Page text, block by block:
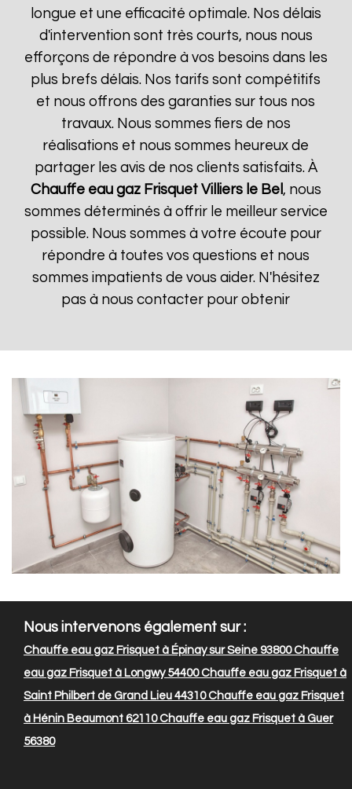
longue et une efficacité optimale. Nos délais
d'intervention sont très courts, nous nous
efforçons de répondre à vos besoins dans les
plus brefs délais. Nos tarifs sont compétitifs
et nous offrons des garanties sur tous nos
travaux. Nous sommes fiers de nos
réalisations et nous sommes heureux de
partager les avis de nos clients satisfaits. À
Chauffe eau gaz Frisquet Villiers le Bel , nous
sommes déterminés à offrir le meilleur service
possible. Nous sommes à votre écoute pour
répondre à toutes vos questions et nous
sommes impatients de vous aider. N'hésitez
pas à nous contacter pour obtenir
Nous intervenons également sur :
Chauffe eau gaz Frisquet à Épinay sur Seine 93800Chauffe
eau gaz Frisquet à Longwy 54400Chauffe eau gaz Frisquet à
Saint Philbert de Grand Lieu 44310Chauffe eau gaz Frisquet
à Hénin Beaumont 62110Chauffe eau gaz Frisquet à Guer
56380